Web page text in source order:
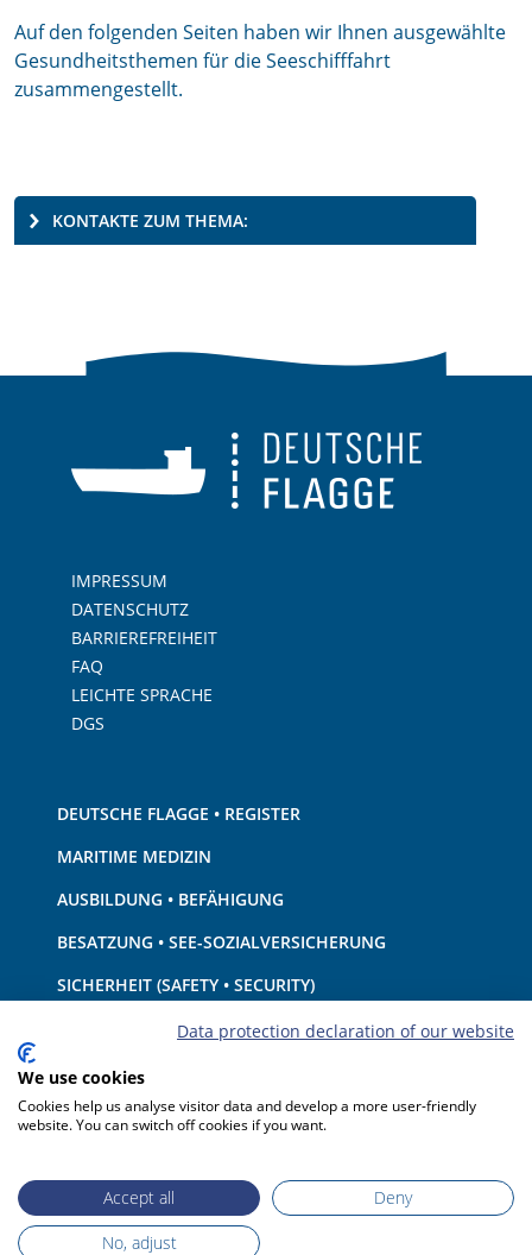
Auf den folgenden Seiten haben wir Ihnen ausgewählte
Gesundheitsthemen für die Seeschifffahrt
zusammengestellt.
KONTAKTE ZUM THEMA:
IMPRESSUM
DATENSCHUTZ
BARRIEREFREIHEIT
FAQ
LEICHTE SPRACHE
DGS
DEUTSCHE FLAGGE • REGISTER
MARITIME MEDIZIN
AUSBILDUNG • BEFÄHIGUNG
BESATZUNG • SEE-SOZIALVERSICHERUNG
SICHERHEIT (SAFETY • SECURITY)
SCHIFF • AUSRÜSTUNG
UMWELTSCHUTZ • KLIMA
HAFTUNG • FINANZEN
Data protection declaration of our website
We use cookies
Cookies help us analyse visitor data and develop a more user-friendly
website. You can switch off cookies if you want.
Accept all
Deny
No, adjust